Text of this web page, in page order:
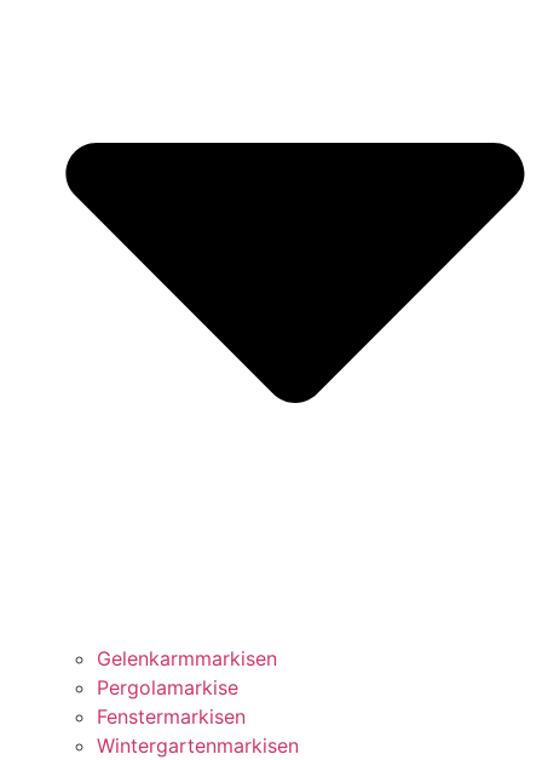
Gelenkarmmarkisen
Pergolamarkise
Fenstermarkisen
Wintergartenmarkisen